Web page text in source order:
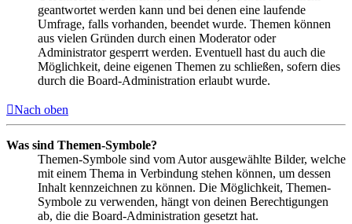
geantwortet werden kann und bei denen eine laufende
Umfrage, falls vorhanden, beendet wurde. Themen können
aus vielen Gründen durch einen Moderator oder
Administrator gesperrt werden. Eventuell hast du auch die
Möglichkeit, deine eigenen Themen zu schließen, sofern dies
durch die Board-Administration erlaubt wurde.
Nach oben
Was sind Themen-Symbole?
Themen-Symbole sind vom Autor ausgewählte Bilder, welche
mit einem Thema in Verbindung stehen können, um dessen
Inhalt kennzeichnen zu können. Die Möglichkeit, Themen-
Symbole zu verwenden, hängt von deinen Berechtigungen
ab, die die Board-Administration gesetzt hat.